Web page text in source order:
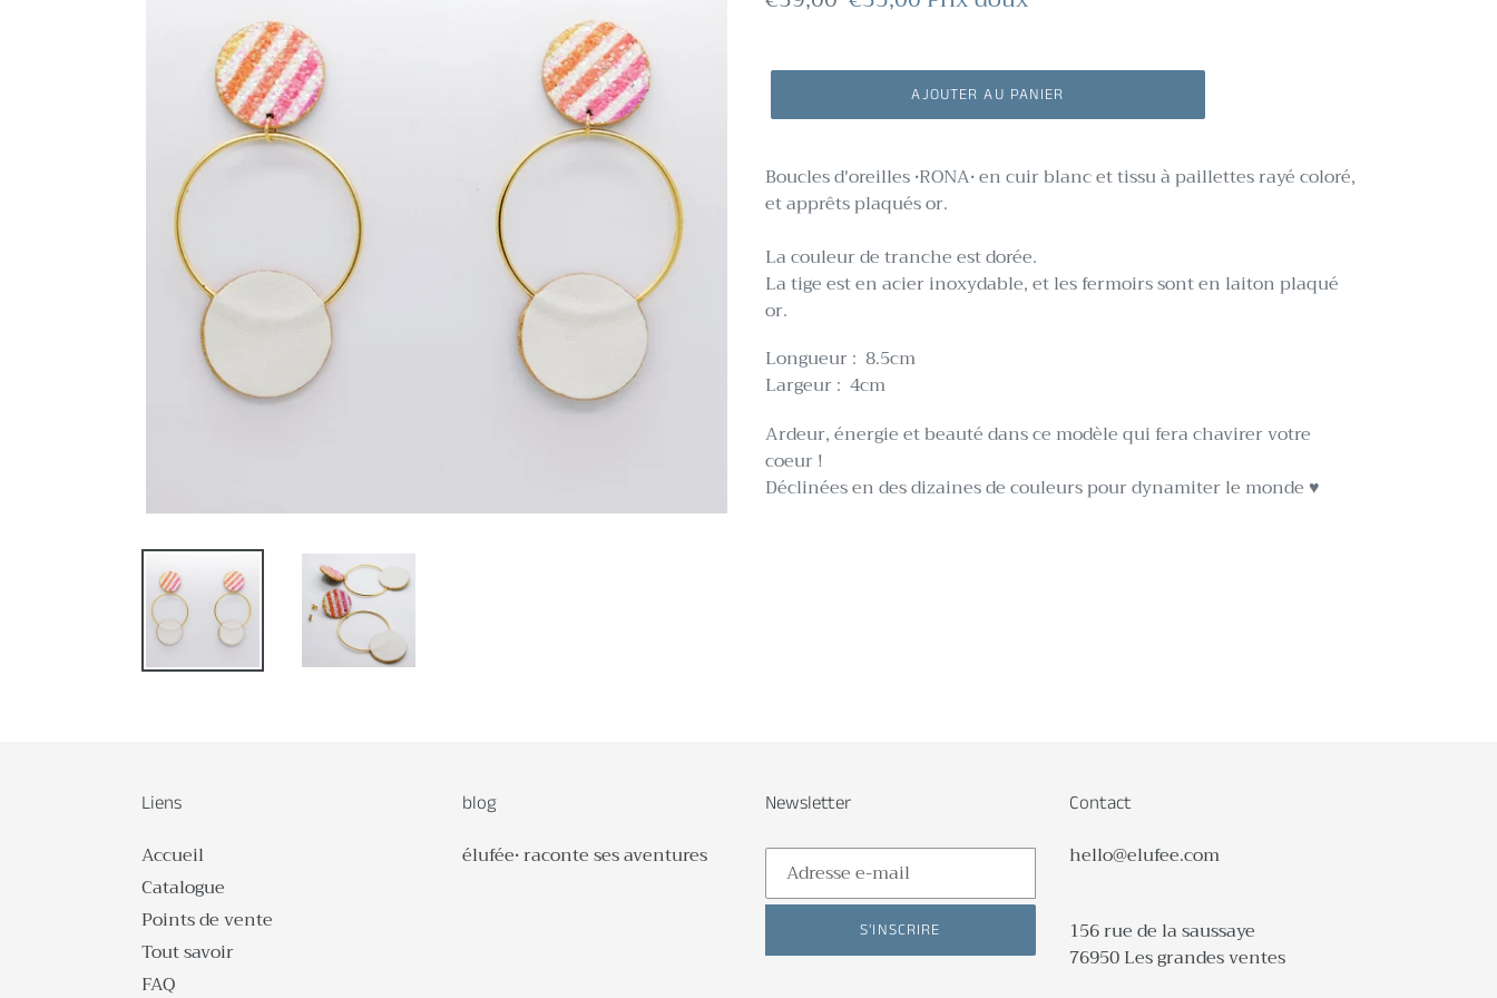
AJOUTER AU PANIER
Boucles d'oreilles •RONA• en cuir blanc et tissu à paillettes rayé coloré,
et apprêts plaqués or.
La couleur de tranche est dorée.
La tige est en acier inoxydable, et les fermoirs sont en laiton plaqué
or.
Longueur : 8.5cm
Largeur : 4cm
Ardeur, énergie et beauté dans ce modèle qui fera chavirer votre
coeur !
Déclinées en des dizaines de couleurs pour dynamiter le monde ♥
Liens
Accueil
Catalogue
Points de vente
Tout savoir
FAQ
blog
élufée• raconte ses aventures
Newsletter
S'INSCRIRE
Contact
hello@elufee.com
156 rue de la saussaye
76950 Les grandes ventes